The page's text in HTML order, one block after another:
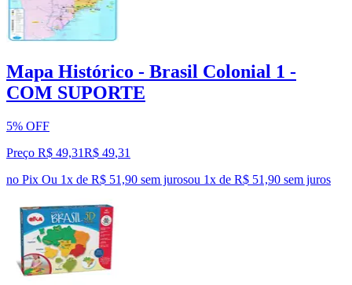
Mapa Histórico - Brasil Colonial 1 -
COM SUPORTE
5% OFF
Preço R$ 49,31R$ 49,31
no Pix Ou 1x de R$ 51,90 sem jurosou 1x de R$ 51,90 sem juros